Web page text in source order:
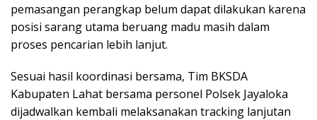
pemasangan perangkap belum dapat dilakukan karena
posisi sarang utama beruang madu masih dalam
proses pencarian lebih lanjut.
Sesuai hasil koordinasi bersama, Tim BKSDA
Kabupaten Lahat bersama personel Polsek Jayaloka
dijadwalkan kembali melaksanakan tracking lanjutan